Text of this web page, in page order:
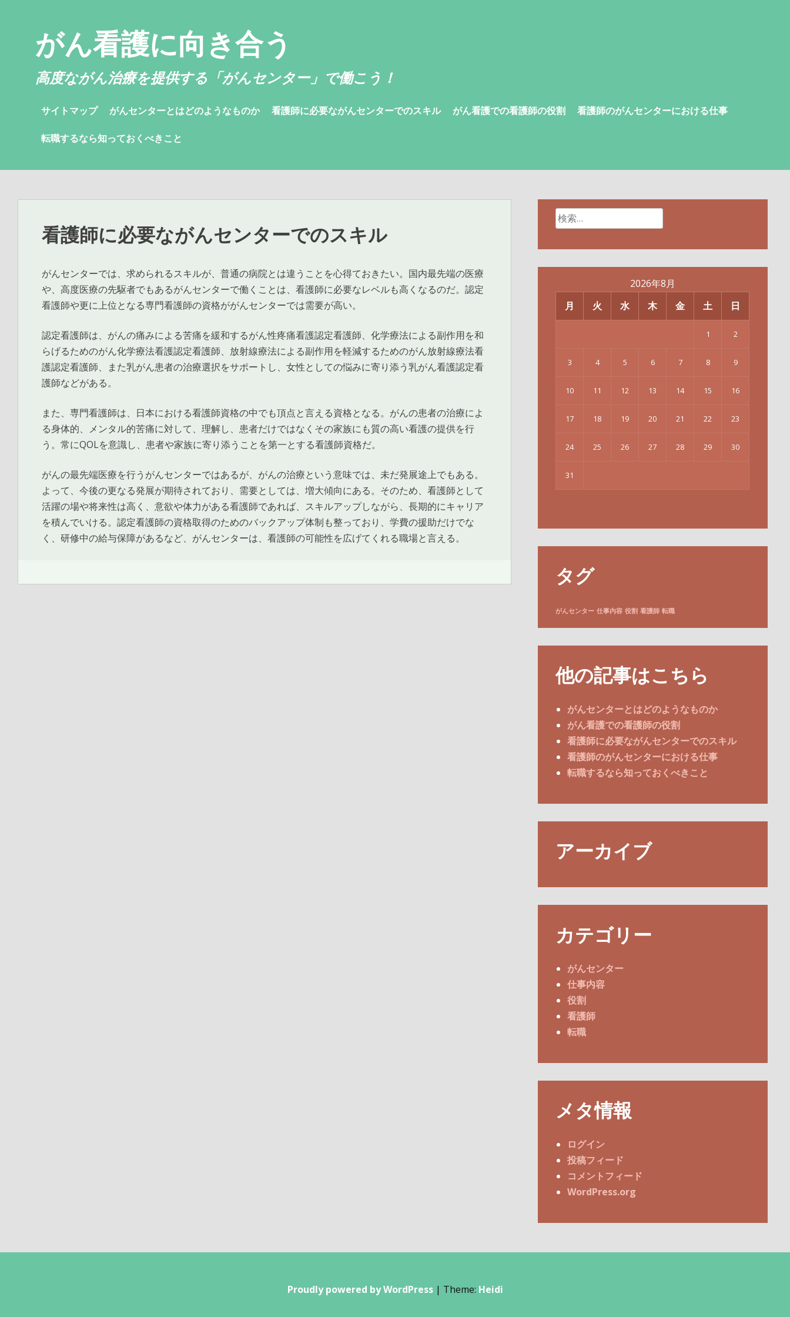
がん看護に向き合う
高度ながん治療を提供する「がんセンター」で働こう！
サイトマップ がんセンターとはどのようなものか 看護師に必要ながんセンターでのスキル がん看護での看護師の役割 看護師のがんセンターにおける仕事
転職するなら知っておくべきこと
看護師に必要ながんセンターでのスキル
がんセンターでは、求められるスキルが、普通の病院とは違うことを心得ておきたい。国内最先端の医療
や、高度医療の先駆者でもあるがんセンターで働くことは、看護師に必要なレベルも高くなるのだ。認定
看護師や更に上位となる専門看護師の資格ががんセンターでは需要が高い。
認定看護師は、がんの痛みによる苦痛を緩和するがん性疼痛看護認定看護師、化学療法による副作用を和
らげるためのがん化学療法看護認定看護師、放射線療法による副作用を軽減するためのがん放射線療法看
護認定看護師、また乳がん患者の治療選択をサポートし、女性としての悩みに寄り添う乳がん看護認定看
護師などがある。
また、専門看護師は、日本における看護師資格の中でも頂点と言える資格となる。がんの患者の治療によ
る身体的、メンタル的苦痛に対して、理解し、患者だけではなくその家族にも質の高い看護の提供を行
う。常にQOLを意識し、患者や家族に寄り添うことを第一とする看護師資格だ。
がんの最先端医療を行うがんセンターではあるが、がんの治療という意味では、未だ発展途上でもある。
よって、今後の更なる発展が期待されており、需要としては、増大傾向にある。そのため、看護師として
活躍の場や将来性は高く、意欲や体力がある看護師であれば、スキルアップしながら、長期的にキャリア
を積んでいける。認定看護師の資格取得のためのバックアップ体制も整っており、学費の援助だけでな
く、研修中の給与保障があるなど、がんセンターは、看護師の可能性を広げてくれる職場と言える。
検
索:
2026年8月
月
火 水 木 金 土 日
1 2
3 4 5 6 7 8 9
10 11 12 13 14 15 16
17 18 19 20 21 22 23
24 25 26 27 28 29 30
31
タグ
がんセンター 仕事内容 役割 看護師 転職
他の記事はこちら
がんセンターとはどのようなものか
がん看護での看護師の役割
看護師に必要ながんセンターでのスキル
看護師のがんセンターにおける仕事
転職するなら知っておくべきこと
アーカイブ
カテゴリー
がんセンター
仕事内容
役割
看護師
転職
メタ情報
ログイン
投稿フィード
コメントフィード
WordPress.org
Proudly powered by WordPress | Theme: Heidi